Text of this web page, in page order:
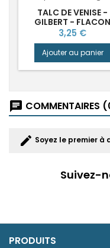
TALC DE VENISE -
GILBERT - FLACON
POUDREUR 100 G
Prix
3,25 €
Ajouter au panier
chat COMMENTAIRES
edit Soyez le premier à
Suivez-
PRODUITS